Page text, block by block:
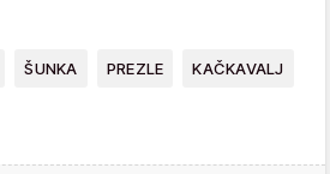
ŠUNKA PREZLE KAČKAVALJ